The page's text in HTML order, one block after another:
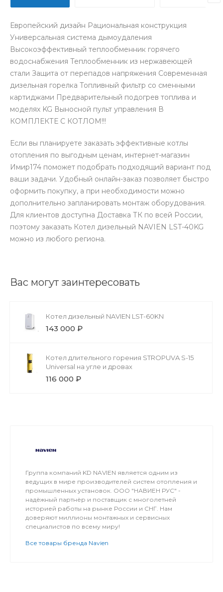
Европейский дизайн Рациональная конструкция
Универсальная система дымоудаления
Высокоэффективный теплообменник горячего
водоснабжения Теплообменник из нержавеющей
стали Защита от перепадов напряжения Современная
дизельная горелка Топливный фильтр со сменными
картиджами Предварительный подогрев топлива и
моделях KG Выносной пульт управления В
КОМПЛЕКТЕ С КОТЛОМ!!!
Если вы планируете заказать эффективные котлы
отопления по выгодным ценам, интернет-магазин
Имир174 поможет подобрать подходящий вариант под
ваши задачи. Удобный онлайн-заказ позволяет быстро
оформить покупку, а при необходимости можно
дополнительно запланировать монтаж оборудования.
Для клиентов доступна Доставка ТК по всей России,
поэтому заказать Котел дизельный NAVIEN LST-40KG
можно из любого региона.
Вас могут заинтересовать
Котел дизельный NAVIEN LST-60KN
143 000 ₽
Котел длительного горения STROPUVA S-15
Universal на угле и дровах
116 000 ₽
Группа компаний KD NAVIEN является одним из
ведущих в мире производителей систем отопления и
промышленных установок. ООО "НАВИЕН РУС" -
надёжный партнёр и поставщик с многолетней
историей работы на рынке России и СНГ. Нам
доверяют миллионы монтажных и сервисных
специалистов по всему миру!
Все товары бренда Navien